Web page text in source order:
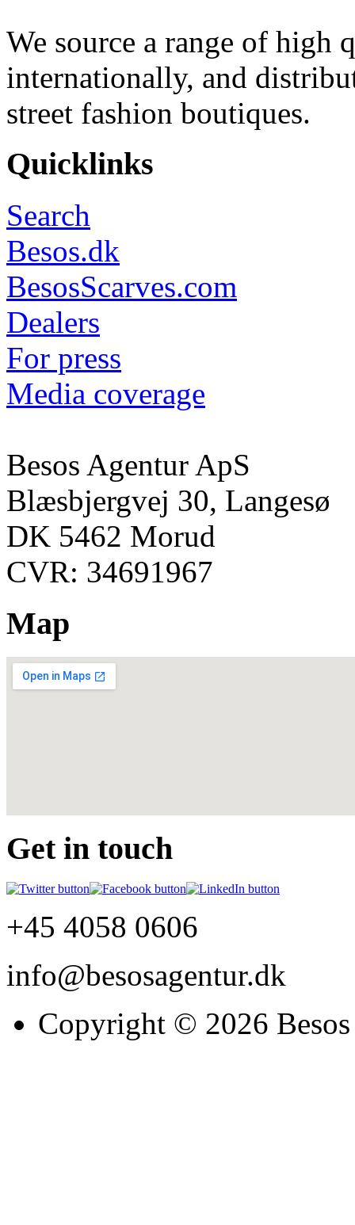
We source a range of high
internationally, and
street fashion boutiques.
Quicklinks
Search
Besos.dk
BesosScarves.com
Dealers
For press
Media coverage
Besos Agentur ApS
Blæsbjergvej 30, Langesø
DK 5462 Morud
CVR: 34691967
Map
Get in touch
+45 4058 0606
info@besosagentur.dk
Copyright © 2026